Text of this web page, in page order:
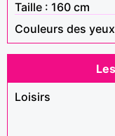
Taille : 160 cm
Couleurs des
Loisirs